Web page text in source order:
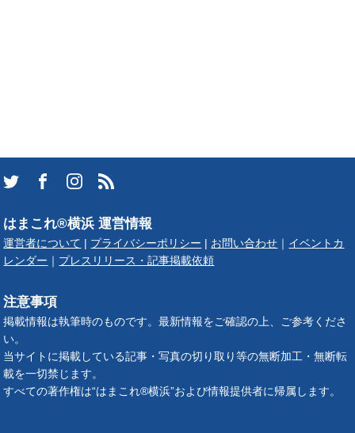
はまこれ®横浜 運営情報
運営者について | プライバシーポリシー | お問い合わせ ｜ イベントカ
レンダー ｜ プレスリリース・記事掲載依頼
注意事項
掲載情報は執筆時のものです。最新情報をご確認の上、ご参考くださ
い。
当サイトに掲載している記事・写真の切り取り等の無断加工・無断転
載を一切禁じます。
すべての著作権は“はまこれ®横浜”および情報提供者に帰属します。